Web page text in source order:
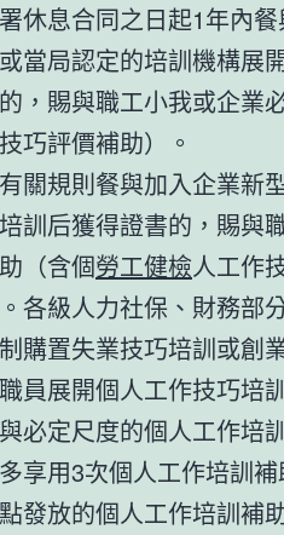
休息合同之日起1年內
當局認定的培訓機構展
，賜與職工小我或企業
巧評價補助）。
關規則餐與加入企業新
訓后獲得證書的，賜與
（含個勞工健檢人工作
各級人力社保、財務部
購置失業技巧培訓或創
員展開個人工作技巧培
必定尺度的個人工作培
享用3次個人工作培訓
發放的個人工作培訓補